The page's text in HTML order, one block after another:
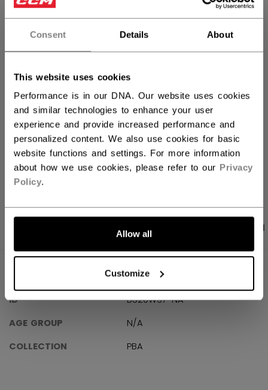
Consent Details About
This website uses cookies
Performance is in our DNA. Our website uses cookies
and similar technologies to enhance your user
experience and provide increased performance and
personalized content. We also use cookies for basic
website functions and settings. For more information
about how we use cookies, please refer to our Privacy
Policy.
Allow all
Customize
IN DEN WARENKORB
Versandbestimmungen
Kostenfreie Rücksendungen
LINKS ZUM
ANGABEN BEWERTUNGEN
ID
B520W37-NA
AGE GROUP
N/A
COLLECTION
PBA